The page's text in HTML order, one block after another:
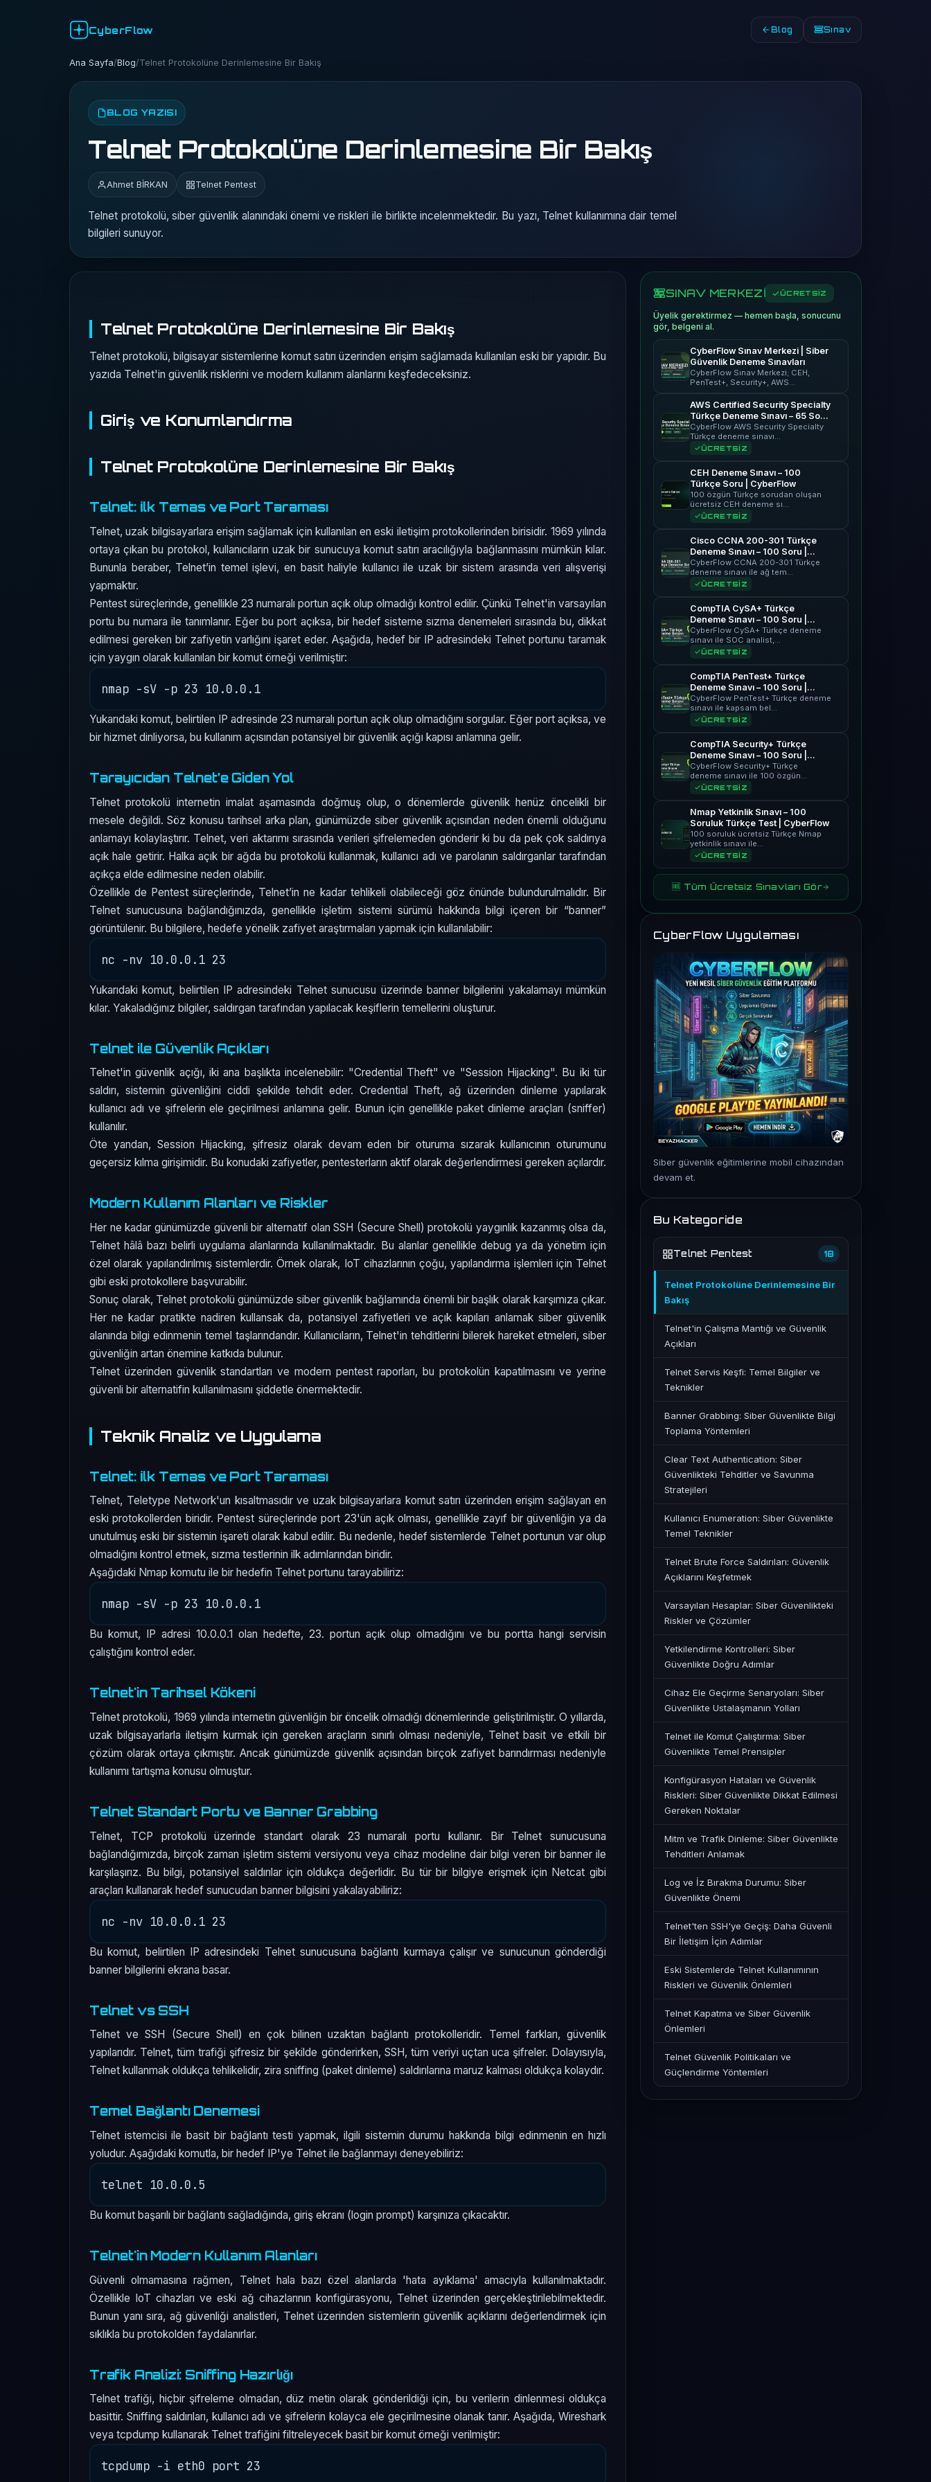
CyberFlow Blog Sınav
Ana Sayfa/Blog/Telnet Protokolüne Derinlemesine Bir Bakış
BLOG YAZISI
Telnet Protokolüne Derinlemesine Bir Bakış
Ahmet BİRKAN Telnet Pentest
Telnet protokolü, siber güvenlik alanındaki önemi ve riskleri ile birlikte incelenmektedir. Bu yazı, Telnet kullanımına dair temel
bilgileri sunuyor.
Telnet Protokolüne Derinlemesine Bir Bakış
Telnet protokolü, bilgisayar sistemlerine komut satırı üzerinden erişim sağlamada kullanılan eski bir yapıdır. Bu
yazıda Telnet'in güvenlik risklerini ve modern kullanım alanlarını keşfedeceksiniz.
Giriş ve Konumlandırma
Telnet Protokolüne Derinlemesine Bir Bakış
Telnet: İlk Temas ve Port Taraması
Telnet, uzak bilgisayarlara erişim sağlamak için kullanılan en eski iletişim protokollerinden birisidir. 1969 yılında
ortaya çıkan bu protokol, kullanıcıların uzak bir sunucuya komut satırı aracılığıyla bağlanmasını mümkün kılar.
Bununla beraber, Telnet’in temel işlevi, en basit haliyle kullanıcı ile uzak bir sistem arasında veri alışverişi
yapmaktır.
Pentest süreçlerinde, genellikle 23 numaralı portun açık olup olmadığı kontrol edilir. Çünkü Telnet'in varsayılan
portu bu numara ile tanımlanır. Eğer bu port açıksa, bir hedef sisteme sızma denemeleri sırasında bu, dikkat
edilmesi gereken bir zafiyetin varlığını işaret eder. Aşağıda, hedef bir IP adresindeki Telnet portunu taramak
için yaygın olarak kullanılan bir komut örneği verilmiştir:
Yukarıdaki komut, belirtilen IP adresinde 23 numaralı portun açık olup olmadığını sorgular. Eğer port açıksa, ve
bir hizmet dinliyorsa, bu kullanım açısından potansiyel bir güvenlik açığı kapısı anlamına gelir.
Tarayıcıdan Telnet’e Giden Yol
Telnet protokolü internetin imalat aşamasında doğmuş olup, o dönemlerde güvenlik henüz öncelikli bir
mesele değildi. Söz konusu tarihsel arka plan, günümüzde siber güvenlik açısından neden önemli olduğunu
anlamayı kolaylaştırır. Telnet, veri aktarımı sırasında verileri şifrelemeden gönderir ki bu da pek çok saldırıya
açık hale getirir. Halka açık bir ağda bu protokolü kullanmak, kullanıcı adı ve parolanın saldırganlar tarafından
açıkça elde edilmesine neden olabilir.
Özellikle de Pentest süreçlerinde, Telnet’in ne kadar tehlikeli olabileceği göz önünde bulundurulmalıdır. Bir
Telnet sunucusuna bağlandığınızda, genellikle işletim sistemi sürümü hakkında bilgi içeren bir “banner”
görüntülenir. Bu bilgilere, hedefe yönelik zafiyet araştırmaları yapmak için kullanılabilir:
Yukarıdaki komut, belirtilen IP adresindeki Telnet sunucusu üzerinde banner bilgilerini yakalamayı mümkün
kılar. Yakaladığınız bilgiler, saldırgan tarafından yapılacak keşiflerin temellerini oluşturur.
Telnet ile Güvenlik Açıkları
Telnet'in güvenlik açığı, iki ana başlıkta incelenebilir: "Credential Theft" ve "Session Hijacking". Bu iki tür
saldırı, sistemin güvenliğini ciddi şekilde tehdit eder. Credential Theft, ağ üzerinden dinleme yapılarak
kullanıcı adı ve şifrelerin ele geçirilmesi anlamına gelir. Bunun için genellikle paket dinleme araçları (sniffer)
kullanılır.
Öte yandan, Session Hijacking, şifresiz olarak devam eden bir oturuma sızarak kullanıcının oturumunu
geçersiz kılma girişimidir. Bu konudaki zafiyetler, pentesterların aktif olarak değerlendirmesi gereken açılardır.
Modern Kullanım Alanları ve Riskler
Her ne kadar günümüzde güvenli bir alternatif olan SSH (Secure Shell) protokolü yaygınlık kazanmış olsa da,
Telnet hâlâ bazı belirli uygulama alanlarında kullanılmaktadır. Bu alanlar genellikle debug ya da yönetim için
özel olarak yapılandırılmış sistemlerdir. Örnek olarak, IoT cihazlarının çoğu, yapılandırma işlemleri için Telnet
gibi eski protokollere başvurabilir.
Sonuç olarak, Telnet protokolü günümüzde siber güvenlik bağlamında önemli bir başlık olarak karşımıza çıkar.
Her ne kadar pratikte nadiren kullansak da, potansiyel zafiyetleri ve açık kapıları anlamak siber güvenlik
alanında bilgi edinmenin temel taşlarındandır. Kullanıcıların, Telnet'in tehditlerini bilerek hareket etmeleri, siber
güvenliğin artan önemine katkıda bulunur.
Telnet üzerinden güvenlik standartları ve modern pentest raporları, bu protokolün kapatılmasını ve yerine
güvenli bir alternatifin kullanılmasını şiddetle önermektedir.
Teknik Analiz ve Uygulama
Telnet: İlk Temas ve Port Taraması
Telnet, Teletype Network'un kısaltmasıdır ve uzak bilgisayarlara komut satırı üzerinden erişim sağlayan en
eski protokollerden biridir. Pentest süreçlerinde port 23'ün açık olması, genellikle zayıf bir güvenliğin ya da
unutulmuş eski bir sistemin işareti olarak kabul edilir. Bu nedenle, hedef sistemlerde Telnet portunun var olup
olmadığını kontrol etmek, sızma testlerinin ilk adımlarından biridir.
Aşağıdaki Nmap komutu ile bir hedefin Telnet portunu tarayabiliriz:
Bu komut, IP adresi 10.0.0.1 olan hedefte, 23. portun açık olup olmadığını ve bu portta hangi servisin
çalıştığını kontrol eder.
Telnet'in Tarihsel Kökeni
Telnet protokolü, 1969 yılında internetin güvenliğin bir öncelik olmadığı dönemlerinde geliştirilmiştir. O yıllarda,
uzak bilgisayarlarla iletişim kurmak için gereken araçların sınırlı olması nedeniyle, Telnet basit ve etkili bir
çözüm olarak ortaya çıkmıştır. Ancak günümüzde güvenlik açısından birçok zafiyet barındırması nedeniyle
kullanımı tartışma konusu olmuştur.
Telnet Standart Portu ve Banner Grabbing
Telnet, TCP protokolü üzerinde standart olarak 23 numaralı portu kullanır. Bir Telnet sunucusuna
bağlandığımızda, birçok zaman işletim sistemi versiyonu veya cihaz modeline dair bilgi veren bir banner ile
karşılaşırız. Bu bilgi, potansiyel saldırılar için oldukça değerlidir. Bu tür bir bilgiye erişmek için Netcat gibi
araçları kullanarak hedef sunucudan banner bilgisini yakalayabiliriz:
Bu komut, belirtilen IP adresindeki Telnet sunucusuna bağlantı kurmaya çalışır ve sunucunun gönderdiği
banner bilgilerini ekrana basar.
Telnet vs SSH
Telnet ve SSH (Secure Shell) en çok bilinen uzaktan bağlantı protokolleridir. Temel farkları, güvenlik
yapılarıdır. Telnet, tüm trafiği şifresiz bir şekilde gönderirken, SSH, tüm veriyi uçtan uca şifreler. Dolayısıyla,
Telnet kullanmak oldukça tehlikelidir, zira sniffing (paket dinleme) saldırılarına maruz kalması oldukça kolaydır.
Temel Bağlantı Denemesi
Telnet istemcisi ile basit bir bağlantı testi yapmak, ilgili sistemin durumu hakkında bilgi edinmenin en hızlı
yoludur. Aşağıdaki komutla, bir hedef IP'ye Telnet ile bağlanmayı deneyebiliriz:
Bu komut başarılı bir bağlantı sağladığında, giriş ekranı (login prompt) karşınıza çıkacaktır.
Telnet'in Modern Kullanım Alanları
Güvenli olmamasına rağmen, Telnet hala bazı özel alanlarda 'hata ayıklama' amacıyla kullanılmaktadır.
Özellikle IoT cihazları ve eski ağ cihazlarının konfigürasyonu, Telnet üzerinden gerçekleştirilebilmektedir.
Bunun yanı sıra, ağ güvenliği analistleri, Telnet üzerinden sistemlerin güvenlik açıklarını değerlendirmek için
sıklıkla bu protokolden faydalanırlar.
Trafik Analizi: Sniffing Hazırlığı
Telnet trafiği, hiçbir şifreleme olmadan, düz metin olarak gönderildiği için, bu verilerin dinlenmesi oldukça
basittir. Sniffing saldırıları, kullanıcı adı ve şifrelerin kolayca ele geçirilmesine olanak tanır. Aşağıda, Wireshark
veya tcpdump kullanarak Telnet trafiğini filtreleyecek basit bir komut örneği verilmiştir:
SINAV MERKEZİ ÜCRETSİZ
Üyelik gerektirmez — hemen başla, sonucunu
gör, belgeni al.
CyberFlow Sınav Merkezi | Siber
Güvenlik Deneme Sınavları
CyberFlow Sınav Merkezi; CEH,
PenTest+, Security+, AWS…
AWS Certified Security Specialty
Türkçe Deneme Sınavı – 65 Soru
| CyberFlow
CyberFlow AWS Security Specialty
Türkçe deneme sınavı…
ÜCRETSİZ
CEH Deneme Sınavı – 100
Türkçe Soru | CyberFlow
100 özgün Türkçe sorudan oluşan
ücretsiz CEH deneme sı…
ÜCRETSİZ
Cisco CCNA 200-301 Türkçe
Deneme Sınavı – 100 Soru |
CyberFlow
CyberFlow CCNA 200-301 Türkçe
deneme sınavı ile ağ tem…
ÜCRETSİZ
CompTIA CySA+ Türkçe
Deneme Sınavı – 100 Soru |
CyberFlow
CyberFlow CySA+ Türkçe deneme
sınavı ile SOC analist,…
ÜCRETSİZ
CompTIA PenTest+ Türkçe
Deneme Sınavı – 100 Soru |
CyberFlow
CyberFlow PenTest+ Türkçe deneme
sınavı ile kapsam bel…
ÜCRETSİZ
CompTIA Security+ Türkçe
Deneme Sınavı – 100 Soru |
CyberFlow
CyberFlow Security+ Türkçe
deneme sınavı ile 100 özgün…
ÜCRETSİZ
Nmap Yetkinlik Sınavı – 100
Soruluk Türkçe Test | CyberFlow
100 soruluk ücretsiz Türkçe Nmap
yetkinlik sınavı ile…
ÜCRETSİZ
🆓 Tüm Ücretsiz Sınavları Gör
CyberFlow Uygulaması
Siber güvenlik eğitimlerine mobil cihazından
devam et.
Bu Kategoride
Telnet Pentest 18
Telnet Protokolüne Derinlemesine Bir
Bakış
Telnet'in Çalışma Mantığı ve Güvenlik
Açıkları
Telnet Servis Keşfi: Temel Bilgiler ve
Teknikler
Banner Grabbing: Siber Güvenlikte Bilgi
Toplama Yöntemleri
Clear Text Authentication: Siber
Güvenlikteki Tehditler ve Savunma
Stratejileri
Kullanıcı Enumeration: Siber Güvenlikte
Temel Teknikler
Telnet Brute Force Saldırıları: Güvenlik
Açıklarını Keşfetmek
Varsayılan Hesaplar: Siber Güvenlikteki
Riskler ve Çözümler
Yetkilendirme Kontrolleri: Siber
Güvenlikte Doğru Adımlar
Cihaz Ele Geçirme Senaryoları: Siber
Güvenlikte Ustalaşmanın Yolları
Telnet ile Komut Çalıştırma: Siber
Güvenlikte Temel Prensipler
Konfigürasyon Hataları ve Güvenlik
Riskleri: Siber Güvenlikte Dikkat Edilmesi
Gereken Noktalar
Mitm ve Trafik Dinleme: Siber Güvenlikte
Tehditleri Anlamak
Log ve İz Bırakma Durumu: Siber
Güvenlikte Önemi
Telnet'ten SSH'ye Geçiş: Daha Güvenli
Bir İletişim İçin Adımlar
Eski Sistemlerde Telnet Kullanımının
Riskleri ve Güvenlik Önlemleri
Telnet Kapatma ve Siber Güvenlik
Önlemleri
Telnet Güvenlik Politikaları ve
Güçlendirme Yöntemleri